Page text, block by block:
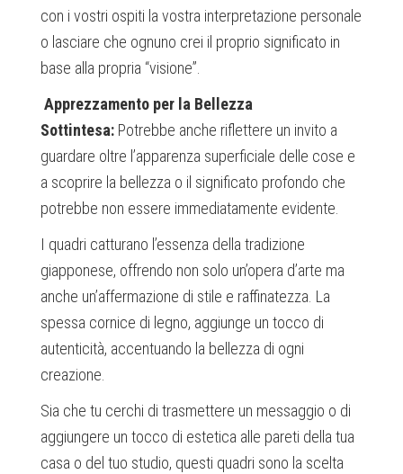
con i vostri ospiti la vostra interpretazione personale
o lasciare che ognuno crei il proprio significato in
base alla propria “visione”.
Apprezzamento per la Bellezza
Sottintesa: Potrebbe anche riflettere un invito a
guardare oltre l’apparenza superficiale delle cose e
a scoprire la bellezza o il significato profondo che
potrebbe non essere immediatamente evidente.
I quadri catturano l’essenza della tradizione
giapponese, offrendo non solo un’opera d’arte ma
anche un’affermazione di stile e raffinatezza. La
spessa cornice di legno, aggiunge un tocco di
autenticità, accentuando la bellezza di ogni
creazione.
Sia che tu cerchi di trasmettere un messaggio o di
aggiungere un tocco di estetica alle pareti della tua
casa o del tuo studio, questi quadri sono la scelta